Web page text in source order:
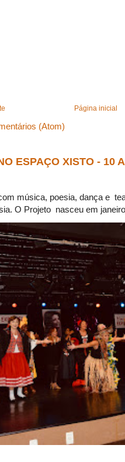
Página inicial
(Atom)
ESPAÇO XISTO - 10
música, poesia, dança e
O Projeto nasceu em